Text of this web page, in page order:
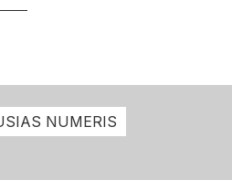
NUMERIS